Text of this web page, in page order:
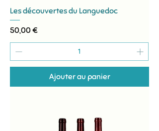
Les découvertes du Languedoc
Prix
50,00 €
Ajouter au panier